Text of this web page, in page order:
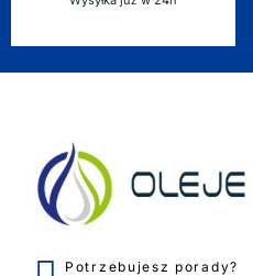
Potrzebujesz porady?